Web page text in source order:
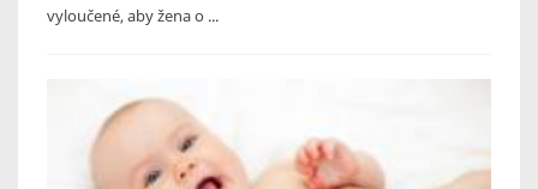
vyloučené, aby žena o ...